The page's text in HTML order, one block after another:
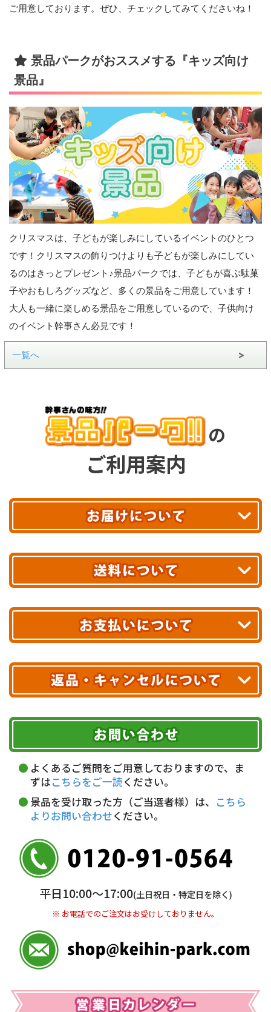
ご用意しております。ぜひ、チェックしてみてくださいね！
景品パークがおススメする『キッズ向け
景品』
クリスマスは、子どもが楽しみにしているイベントのひとつ
です！クリスマスの飾りつけよりも子どもが楽しみにしてい
るのはきっとプレゼント♪景品パークでは、子どもが喜ぶ駄菓
子やおもしろグッズなど、多くの景品をご用意しています！
大人も一緒に楽しめる景品をご用意しているので、子供向け
のイベント幹事さん必見です！
一覧へ
の
ご利用案内
最短翌日お届け!
あす着エリアが対象です。
エリアやお届け日の確認はこちら▶
※ 配送業者による配送遅延が生じる可能性がございます。
※ 沖縄・離島はお届けできません。
送料無料!
10,000円未満 全国一律1,100円(税込)
配送業者
ヤマト運輸
お届け可能時間帯
午前中 14～16時
16～18時
18～20時
19～21時 指定なし
クレジットカード
代金引換(現金のみ)
5,000円未満…330円(税込)
銀行振込(前払い)
普通 7263489
＜口座名＞ カ）ディースタイル
※ 振込み手数料お客様ご負担。
期限を含むルール（条件）や、お客様にご負担い
ただく費用がございます。
詳しくはこちら▶
よくあるご質問をご用意しておりますので、ま
ずはこちらをご一読ください。
景品を受け取った方（ご当選者様）は、 こちら
よりお問い合わせください。
平日10:00〜17:00(土日祝日・特定日を除く)
※ お電話でのご注文はお受けしておりません。